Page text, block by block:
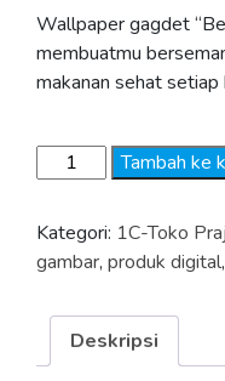
Wallpaper gagdet
membuatmu
makanan sehat setiap
Kuantitas
Wallpaper
Sehat"
Paket
Tambah ke
Kategori: 1C-Toko
gambar, produk digital,
Deskripsi